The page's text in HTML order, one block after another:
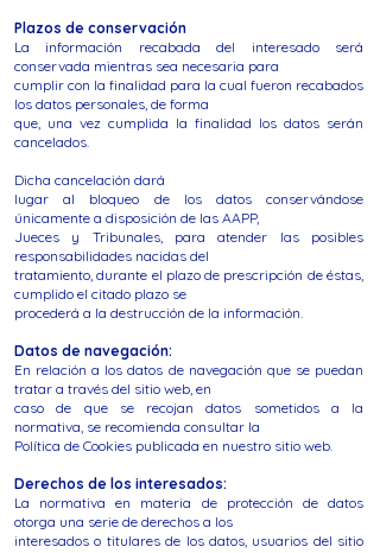
Plazos de conservación
La información recabada del interesado será
conservada mientras sea necesaria para
cumplir con la finalidad para la cual fueron recabados
los datos personales, de forma
que, una vez cumplida la finalidad los datos serán
cancelados.
Dicha cancelación dará
lugar al bloqueo de los datos conservándose
únicamente a disposición de las AAPP,
Jueces y Tribunales, para atender las posibles
responsabilidades nacidas del
tratamiento, durante el plazo de prescripción de éstas,
cumplido el citado plazo se
procederá a la destrucción de la información.
Datos de navegación:
En relación a los datos de navegación que se puedan
tratar a través del sitio web, en
caso de que se recojan datos sometidos a la
normativa, se recomienda consultar la
Política de Cookies publicada en nuestro sitio web.
Derechos de los interesados:
La normativa en materia de protección de datos
otorga una serie de derechos a los
interesados o titulares de los datos, usuarios del sitio